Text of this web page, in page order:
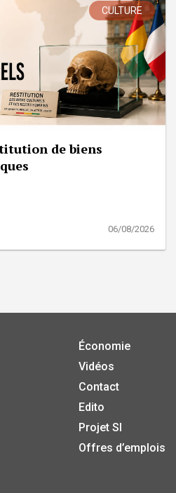
CULTURE
de biens
06/08/2026
Économie
Vidéos
Contact
Edito
Projet SI
Offres d’emplois